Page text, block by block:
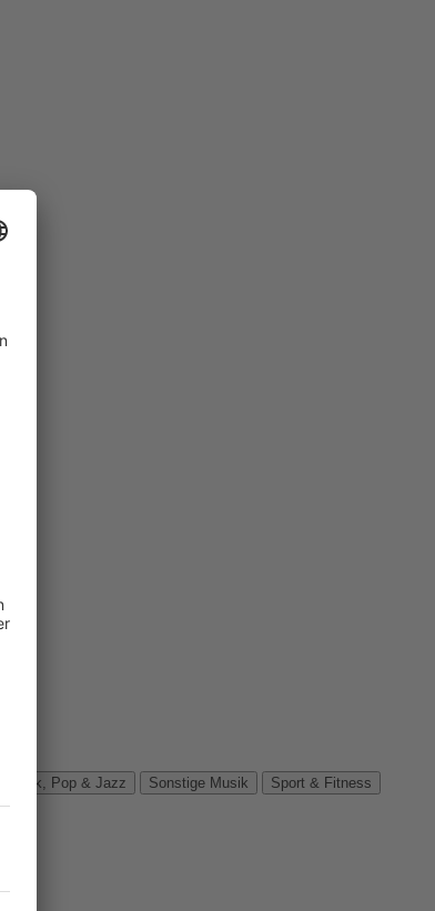
Rock, Pop & Jazz Sonstige Musik
Sport & Fitness